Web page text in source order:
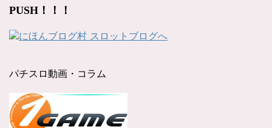
PUSH！！！
パチスロ動画・コラム